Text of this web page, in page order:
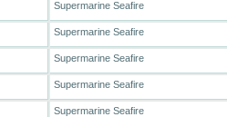
Supermarine Seafire
Supermarine Seafire
Supermarine Seafire
Supermarine Seafire
Supermarine Seafire